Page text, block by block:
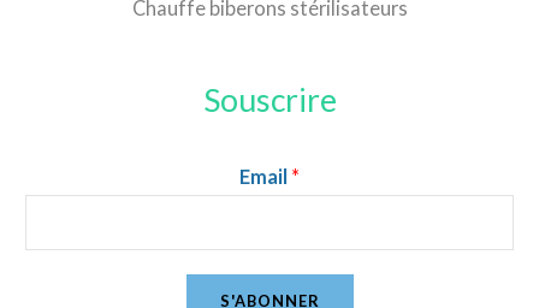
Chauffe biberons stérilisateurs
Souscrire
Email *
S'ABONNER